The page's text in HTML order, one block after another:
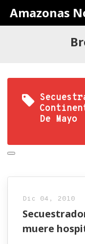
Amazonas
De Mayo
Dic 04, 2010
muere